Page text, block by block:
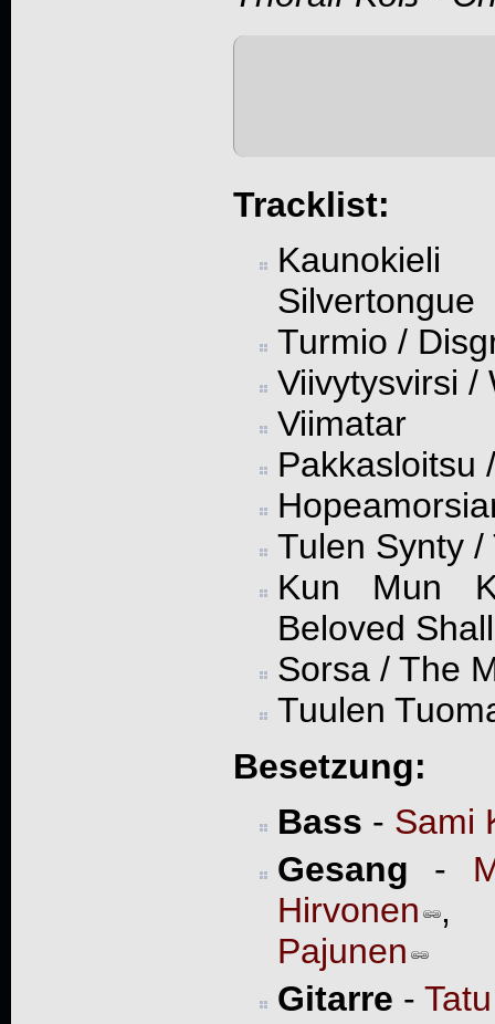
Tracklist:
Silvertongue
Turmio /
Viivytysvirsi /
Viimatar
Pakkasloitsu
Tulen Synty /
Kun Mun
Beloved
Sorsa / The
Tuulen
Besetzung:
Bass - Sami
Gesang -
Hirvonen
Pajunen
Gitarre -